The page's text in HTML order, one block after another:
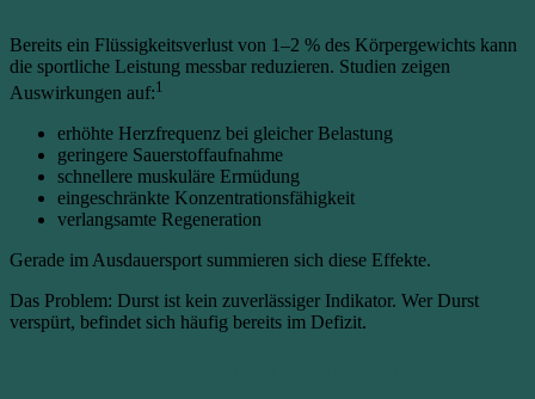
Bereits ein Flüssigkeitsverlust von 1–2 % des Körpergewichts kann
die sportliche Leistung messbar reduzieren. Studien zeigen
Auswirkungen auf:1
erhöhte Herzfrequenz bei gleicher Belastung
geringere Sauerstoffaufnahme
schnellere muskuläre Ermüdung
eingeschränkte Konzentrationsfähigkeit
verlangsamte Regeneration
Gerade im Ausdauersport summieren sich diese Effekte.
Das Problem: Durst ist kein zuverlässiger Indikator. Wer Durst
verspürt, befindet sich häufig bereits im Defizit.